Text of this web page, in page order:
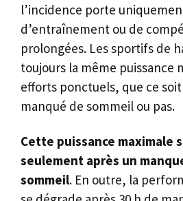
l’incidence porte
d’entraînement ou de
prolongées. Les sportifs de
toujours la même puissance
efforts ponctuels, que ce
manqué de sommeil ou pas.
Cette puissance maximale
seulement après un
sommeil. En outre, la